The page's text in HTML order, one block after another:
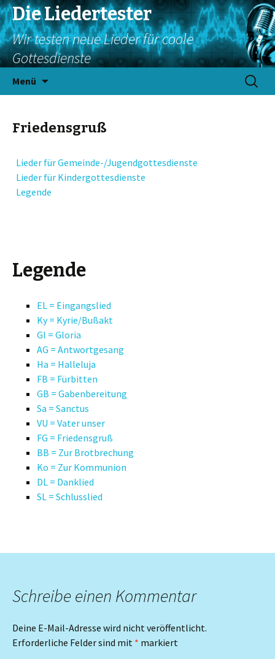
Die Liedertester
Wir testen neue Lieder für coole
Gottesdienste
Menü
Suchen
nach:
Friedensgruß
Lieder für Gemeinde-/Jugendgottesdienste
Lieder für Kindergottesdienste
Legende
Legende
EL = Eingangslied
Ky = Kyrie/Bußakt
Gl = Gloria
AG = Antwortgesang
Ha = Halleluja
FB = Fürbitten
GB = Gabenbereitung
Sa = Sanctus
VU = Vater unser
FG = Friedensgruß
BB = Zur Brotbrechung
Ko = Zur Kommunion
DL = Danklied
SL = Schlusslied
Schreibe einen Kommentar
Deine E-Mail-Adresse wird nicht veröffentlicht.
Erforderliche Felder sind mit * markiert